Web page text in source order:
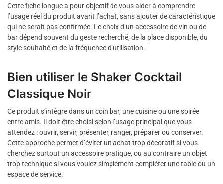
Cette fiche longue a pour objectif de vous aider à comprendre
l’usage réel du produit avant l’achat, sans ajouter de caractéristique
qui ne serait pas confirmée. Le choix d’un accessoire de vin ou de
bar dépend souvent du geste recherché, de la place disponible, du
style souhaité et de la fréquence d’utilisation.
Bien utiliser le Shaker Cocktail
Classique Noir
Ce produit s’intègre dans un coin bar, une cuisine ou une soirée
entre amis. Il doit être choisi selon l’usage principal que vous
attendez : ouvrir, servir, présenter, ranger, préparer ou conserver.
Cette approche permet d’éviter un achat trop décoratif si vous
cherchez surtout un accessoire pratique, ou au contraire un objet
trop technique si vous voulez simplement compléter une table ou un
espace de service.